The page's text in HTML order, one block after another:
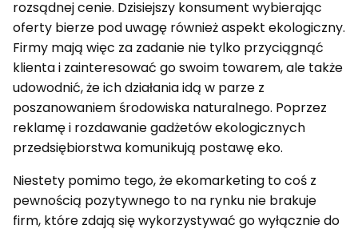
rozsądnej cenie. Dzisiejszy konsument wybierając
oferty bierze pod uwagę również aspekt ekologiczny.
Firmy mają więc za zadanie nie tylko przyciągnąć
klienta i zainteresować go swoim towarem, ale także
udowodnić, że ich działania idą w parze z
poszanowaniem środowiska naturalnego. Poprzez
reklamę i rozdawanie gadżetów ekologicznych
przedsiębiorstwa komunikują postawę eko.
Niestety pomimo tego, że ekomarketing to coś z
pewnością pozytywnego to na rynku nie brakuje
firm, które zdają się wykorzystywać go wyłącznie do